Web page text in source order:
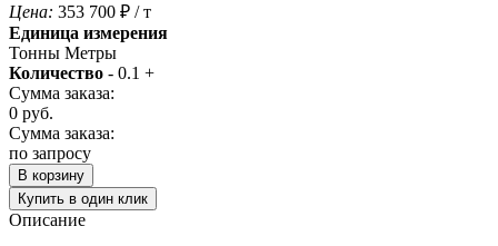
Цена: 353 700 ₽ / т
Единица измерения
Тонны Метры
Количество - 0.1 +
Сумма заказа:
0 руб.
Сумма заказа:
по запросу
В корзину
Купить в один клик
Описание